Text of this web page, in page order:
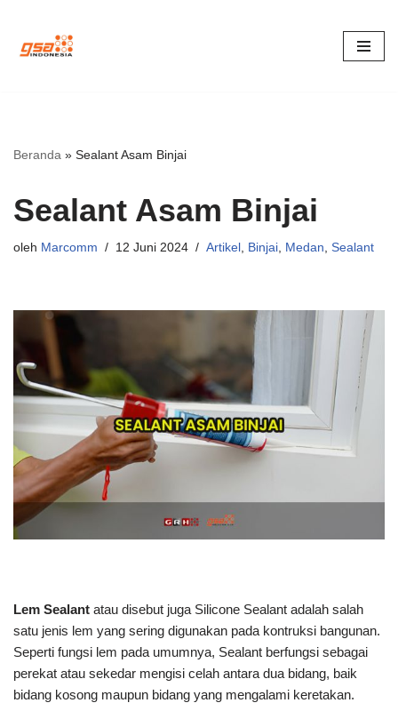
Lompat
Beranda » Sealant Asam Binjai
Sealant Asam Binjai
oleh Marcomm 12 Juni 2024 Artikel , Binjai, Medan, Sealant
Lem Sealant atau disebut juga Silicone Sealant adalah salah
satu jenis lem yang sering digunakan pada kontruksi bangunan.
Seperti fungsi lem pada umumnya, Sealant berfungsi sebagai
perekat atau sekedar mengisi celah antara dua bidang, baik
bidang kosong maupun bidang yang mengalami keretakan.